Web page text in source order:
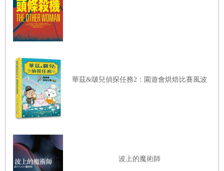
那晚我趕回青山醫院後被盧蘇蘇的討債人桶了幾刀，雖
然後來楊柯救了我，將我送到了醫院，但牛大貴又忽然衝進
病房，朝我的心臟猛刺了很多刀。我是醫生，一看就清楚那
傷勢已回天無力，我必死無疑。可我心中仍有許多問號：牛
大貴不是得紅斑性狼瘡死了嗎？他怎麼可能還活著？這病是
我們診斷的，絕對不可能有錯，牛大貴也絕不會有詐死的可
能，陰謀論可敵不過科學。
問題是我確實死了，而且死了很久。按照心理學上講的
悲傷五階段——否認、憤怒、討價還價、沮喪、接受——我
已經到了接受的階段，楊柯也一樣。
不信你看，早上六點，天還沒亮透，楊柯就一如既往地
華茲&啵兒偵探任務2：園遊會烘焙比賽風波
波上的魔術師